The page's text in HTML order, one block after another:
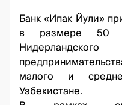
Банк «Ипак Йули»
в размере
малого и
Узбекистане.